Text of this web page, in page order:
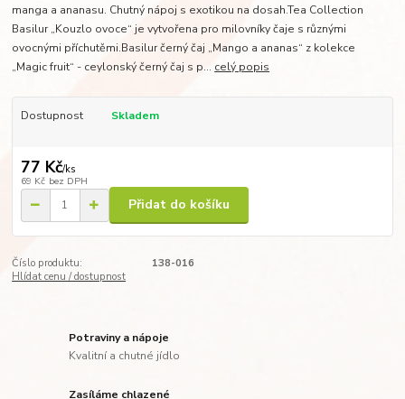
manga a ananasu. Chutný nápoj s exotikou na dosah.Tea Collection
Basilur „Kouzlo ovoce“ je vytvořena pro milovníky čaje s různými
ovocnými příchutěmi.Basilur černý čaj „Mango a ananas“ z kolekce
„Magic fruit“ - ceylonský černý čaj s p... celý popis
Dostupnost Skladem
77 Kč/ks
69 Kč bez DPH
Přidat do košíku
Číslo produktu:
138-016
Hlídat cenu / dostupnost
Potraviny a nápoje
Kvalitní a chutné jídlo
Zasíláme chlazené